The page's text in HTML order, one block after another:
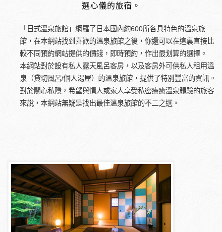
選心儀的旅宿。
「日式溫泉旅館」網羅了日本國內約600所各具特色的溫泉旅
館，在本網站找到喜歡的溫泉旅館之後，你還可以在這裏直接比
較不同預約網站提供的價錢，即時預約，作出最划算的選擇。
本網站對於設有私人露天風呂客房，以及客房外可供私人租用溫
泉（貸切風呂/個人湯屋）的溫泉旅館，提供了特別豐富的資訊。
對於關心私隱，希望與情人或家人享受私密療癒溫泉體驗的旅客
來說，本網站無疑是找出最佳溫泉旅館的不二之選。